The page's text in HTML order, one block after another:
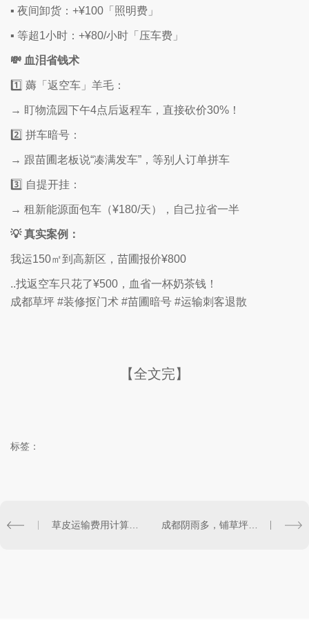
▪️ 夜间卸货：+¥100「照明费」
▪️ 等超1小时：+¥80/小时「压车费」
💸 血泪省钱术
1️⃣ 薅「返空车」羊毛：
→ 盯物流园下午4点后返程车，直接砍价30%！
2️⃣ 拼车暗号：
→ 跟苗圃老板说“凑满发车”，等别人订单拼车
3️⃣ 自提开挂：
→ 租新能源面包车（¥180/天），自己拉省一半
💡 真实案例：
我运150㎡到高新区，苗圃报价¥800
..找返空车只花了¥500，血省一杯奶茶钱！
成都草坪 #装修抠门术 #苗圃暗号 #运输刺客退散
【全文完】
标签：
草皮运输费用计算标准 成都阴雨多，铺草坪会不会烂根发霉？